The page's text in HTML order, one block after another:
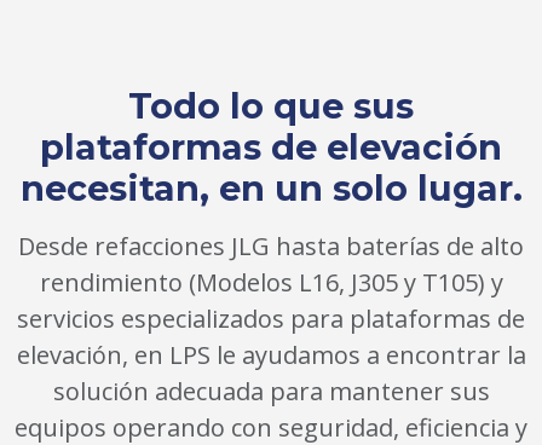
Todo lo que sus
plataformas de elevación
necesitan, en un solo lugar.
Desde refacciones JLG hasta baterías de alto
rendimiento (Modelos L16, J305 y T105) y
servicios especializados para plataformas de
elevación, en LPS le ayudamos a encontrar la
solución adecuada para mantener sus
equipos operando con seguridad, eficiencia y